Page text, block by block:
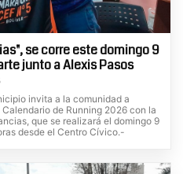
se corre este domingo 9
junto a Alexis Pasos
invita a la comunidad a
de Running 2026 con la
que se realizará el domingo 9
desde el Centro Cívico.-